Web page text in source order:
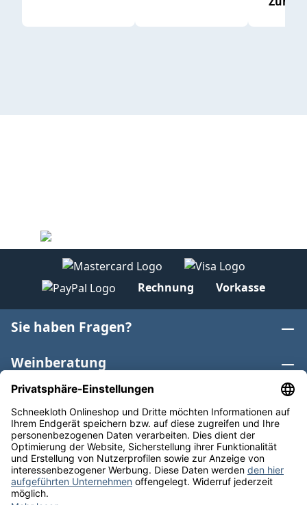
Rechnung Vorkasse
Sie haben Fragen?
Weinberatung
Informationen
Weinkategorien
Internationaler Wein